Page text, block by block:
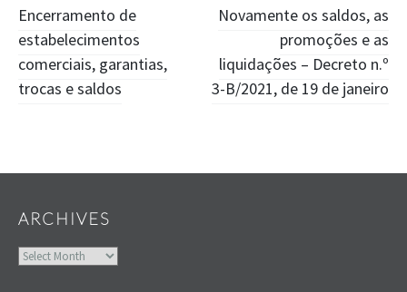
Post
navigation
Encerramento de
estabelecimentos
comerciais, garantias,
trocas e saldos
Novamente os saldos, as
promoções e as
liquidações – Decreto n.º
3-B/2021, de 19 de janeiro
ARCHIVES
Archives